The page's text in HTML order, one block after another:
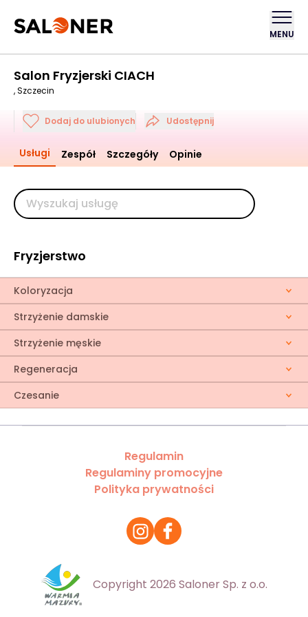
MENU
Salon Fryzjerski CIACH
, Szczecin
Dodaj do ulubionych Udostępnij
Usługi Zespół Szczegóły Opinie
Fryzjerstwo
Koloryzacja
Strzyżenie damskie
Strzyżenie męskie
Regeneracja
Czesanie
Regulamin
Regulaminy promocyjne
Polityka prywatności
Copyright 2026 Saloner Sp. z o.o.